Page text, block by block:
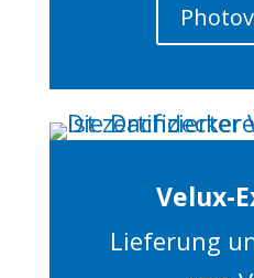
Velux-
Lieferung